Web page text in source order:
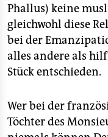
Phallus) keine
gleichwohl diese
bei der
alles andere als
Stück entschieden.
Wer bei der
Töchter des